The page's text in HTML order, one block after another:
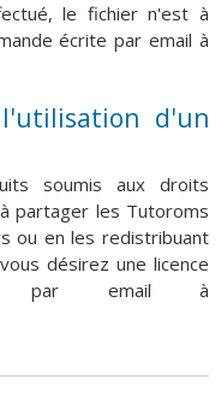
le fichier n'est à
écrite par email à
d'un
soumis aux droits
partager les Tutoroms
ou en les redistribuant
désirez une licence
par email à